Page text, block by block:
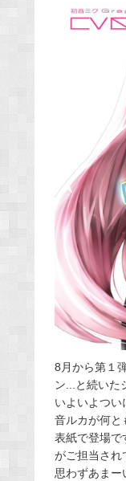
8月から第１
ン...と続いた
いよいよつい
音ルカが何と
表紙で登場で
がご担当され
思わずあまー